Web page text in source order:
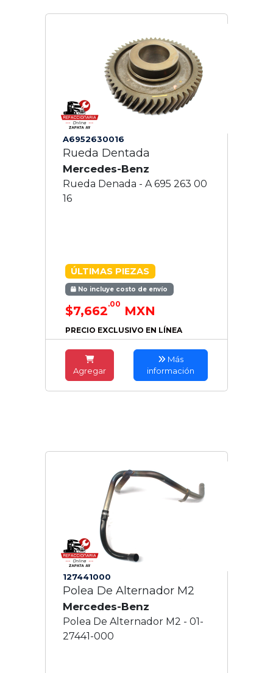
A6952630016
Rueda Dentada
Mercedes-Benz
Rueda Denada - A 695 263 00
16
ÚLTIMAS PIEZAS
No incluye costo de envío
$7,662.00 MXN
PRECIO EXCLUSIVO EN LÍNEA
Agregar
Más
información
127441000
Polea De Alternador M2
Mercedes-Benz
Polea De Alternador M2 - 01-
27441-000